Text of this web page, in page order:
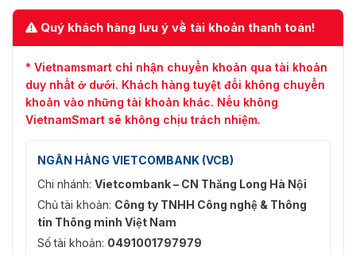
Quý khách hàng lưu ý về tài khoản thanh toán!
* Vietnamsmart chỉ nhận chuyển khoản qua tài khoản
duy nhất ở dưới. Khách hàng tuyệt đối không chuyển
khoản vào những tài khoản khác. Nếu không
VietnamSmart sẽ không chịu trách nhiệm.
NGÂN HÀNG VIETCOMBANK (VCB)
Chi nhánh: Vietcombank – CN Thăng Long Hà Nội
Chủ tài khoản: Công ty TNHH Công nghệ & Thông
tin Thông minh Việt Nam
Số tài khoản: 0491001797979